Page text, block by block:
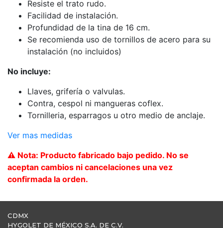
Resiste el trato rudo.
Facilidad de instalación.
Profundidad de la tina de 16 cm.
Se recomienda uso de tornillos de acero para su
instalación (no incluidos)
No incluye:
Llaves, grifería o valvulas.
Contra, cespol ni mangueras coflex.
Tornilleria, esparragos u otro medio de anclaje.
Ver mas medidas
⚠️ Nota: Producto fabricado bajo pedido. No se
aceptan cambios ni cancelaciones una vez
confirmada la orden.
CDMX
HYGOLET DE MÉXICO S.A. DE C.V.